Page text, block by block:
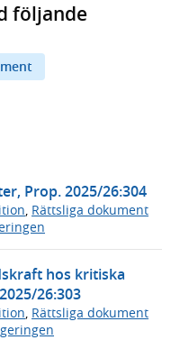
följande
Prop. 2025/26:304
, Rättsliga dokument
hos kritiska
26:303
Rättsliga dokument